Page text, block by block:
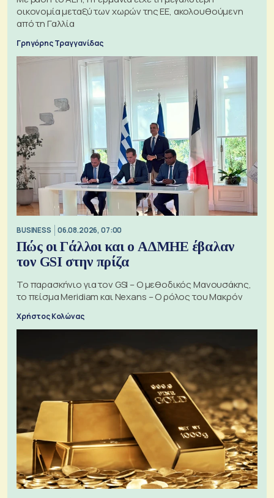
οικονομία μεταξύ των χωρών της ΕΕ, ακολουθούμενη
από τη Γαλλία
Γρηγόρης Τραγγανίδας
BUSINESS 06.08.2026, 07:00
Πώς οι Γάλλοι και ο ΑΔΜΗΕ έβαλαν
τον GSI στην πρίζα
Το παρασκήνιο για τον GSI – Ο μεθοδικός Μανουσάκης,
το πείσμα Meridiam και Nexans – Ο ρόλος του Μακρόν
Χρήστος Κολώνας